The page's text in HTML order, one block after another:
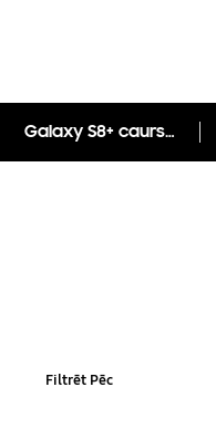
Galaxy S8+ caurspīdīgs vāciņš
Filtrēt Pēc